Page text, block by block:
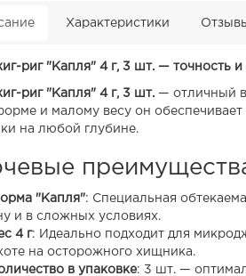
Характеристики
риг "Капля" 4 г, 3 шт. — точность
риг "Капля" 4 г, 3 шт.— отличный
и малому весу он
на любой глубине.
"Капля": Специальная
и в сложных условиях.
4 г: Идеально подходит для
на осторожного хищника.
в упаковке: 3 шт. —